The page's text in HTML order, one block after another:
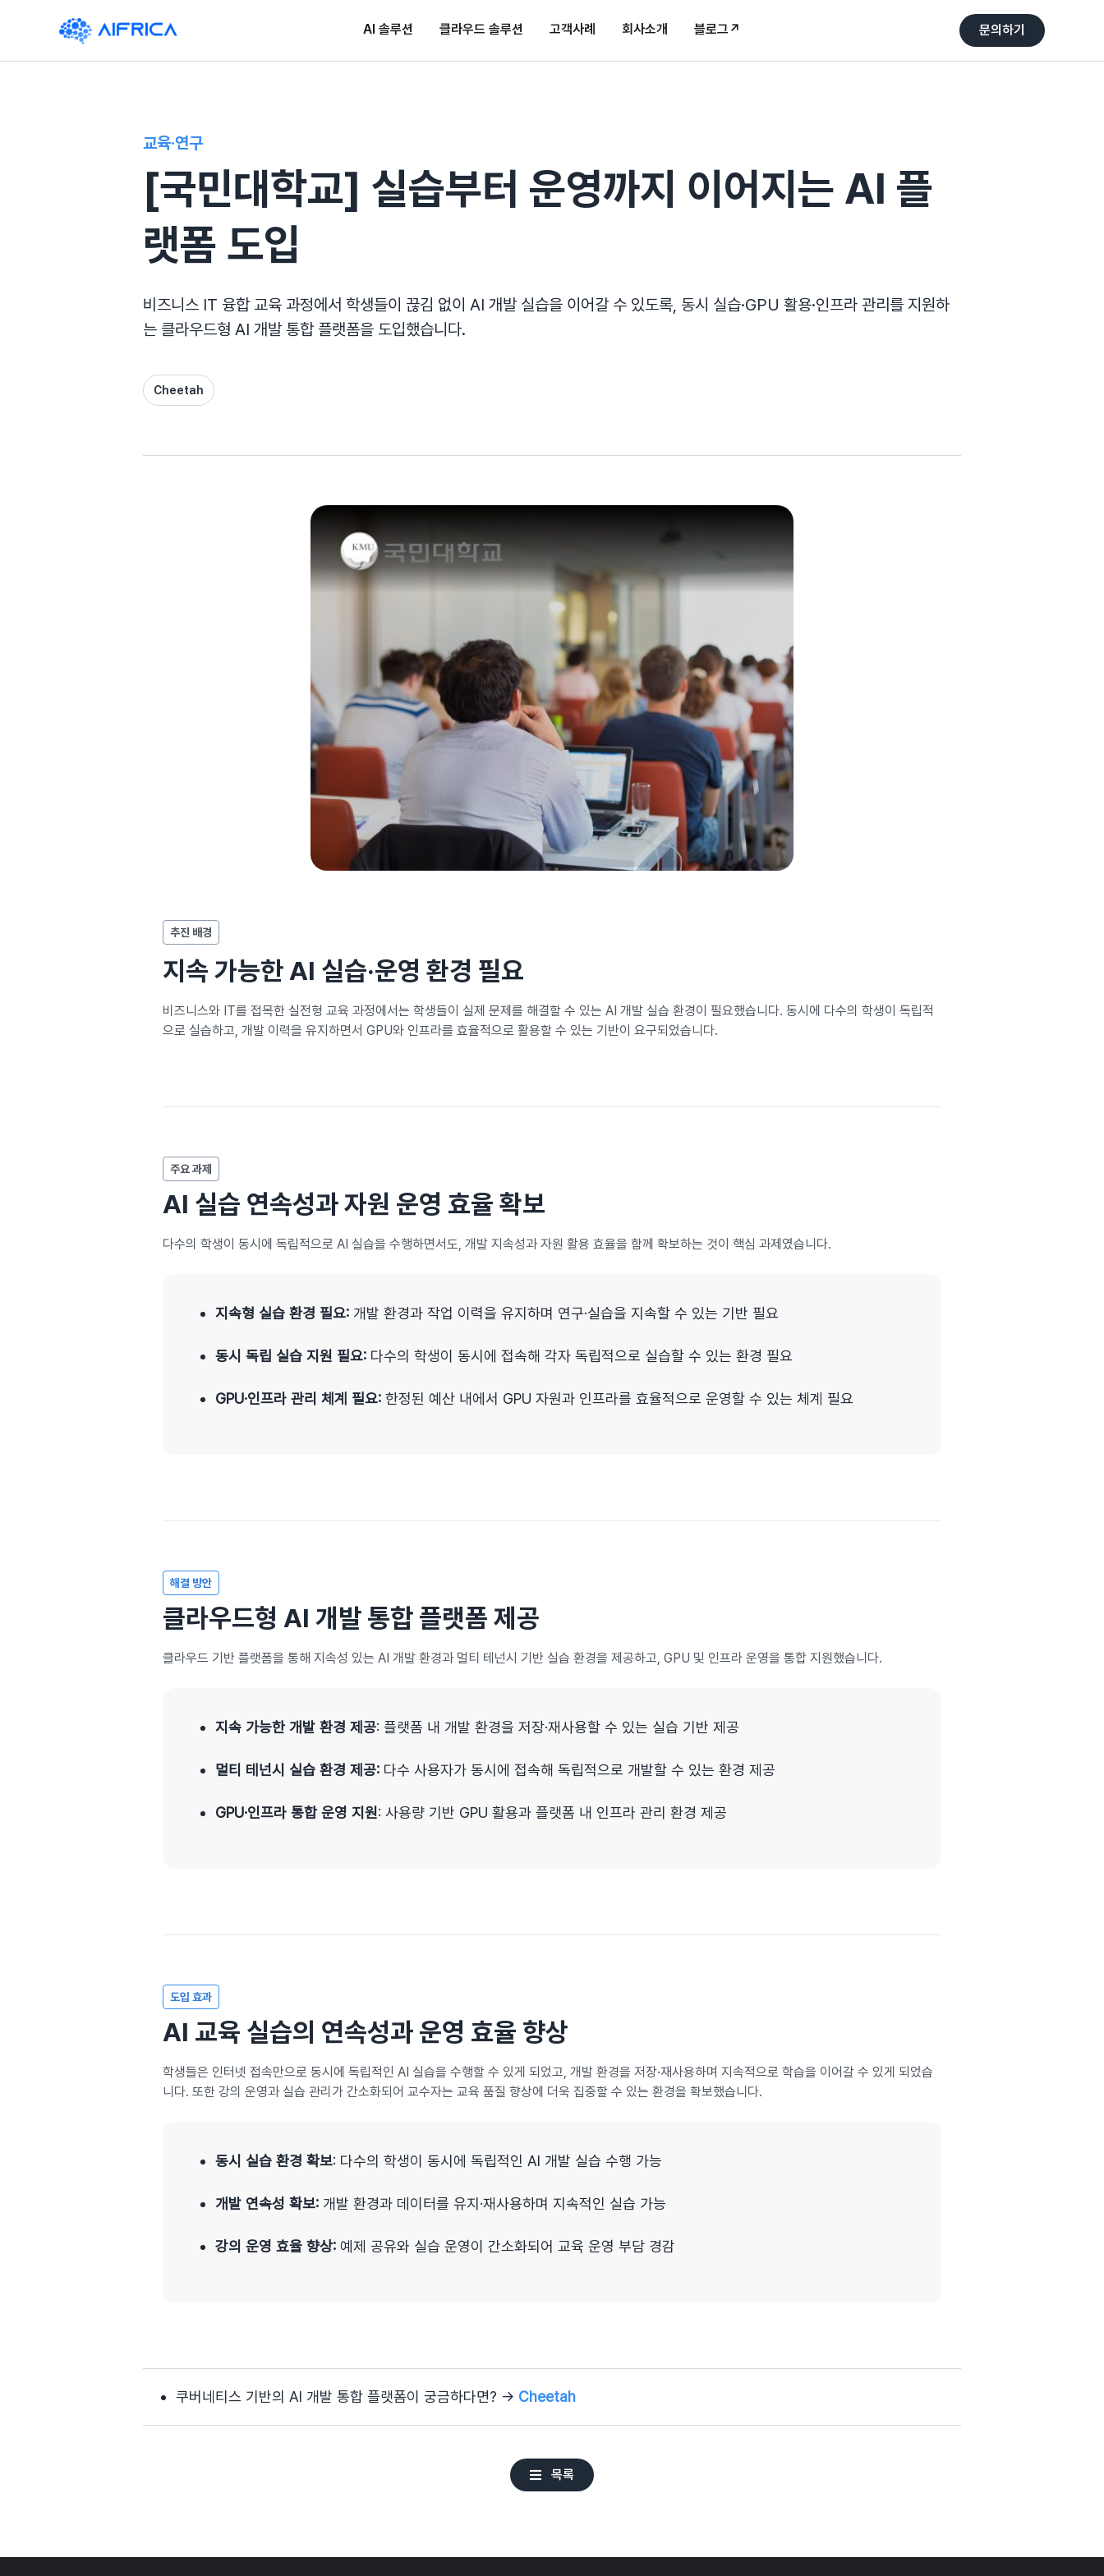
AI 솔루션 클라우드 솔루션 고객사례 회사소개 블로그↗ 문의하기
AI 솔루션 클라우드 솔루션 고객사례 회사소개 블로그↗ 문의하기
교육·연구
[국민대학교] 실습부터 운영까지 이어지는 AI 플
랫폼 도입
비즈니스 IT 융합 교육 과정에서 학생들이 끊김 없이 AI 개발 실습을 이어갈 수 있도록, 동시 실습·GPU 활용·인프라 관리를 지원하
는 클라우드형 AI 개발 통합 플랫폼을 도입했습니다.
Cheetah
추진 배경
지속 가능한 AI 실습·운영 환경 필요
비즈니스와 IT를 접목한 실전형 교육 과정에서는 학생들이 실제 문제를 해결할 수 있는 AI 개발 실습 환경이 필요했습니다. 동시에 다수의 학생이 독립적
으로 실습하고, 개발 이력을 유지하면서 GPU와 인프라를 효율적으로 활용할 수 있는 기반이 요구되었습니다.
주요 과제
AI 실습 연속성과 자원 운영 효율 확보
다수의 학생이 동시에 독립적으로 AI 실습을 수행하면서도, 개발 지속성과 자원 활용 효율을 함께 확보하는 것이 핵심 과제였습니다.
지속형 실습 환경 필요: 개발 환경과 작업 이력을 유지하며 연구·실습을 지속할 수 있는 기반 필요
동시 독립 실습 지원 필요: 다수의 학생이 동시에 접속해 각자 독립적으로 실습할 수 있는 환경 필요
GPU·인프라 관리 체계 필요: 한정된 예산 내에서 GPU 자원과 인프라를 효율적으로 운영할 수 있는 체계 필요
해결 방안
클라우드형 AI 개발 통합 플랫폼 제공
클라우드 기반 플랫폼을 통해 지속성 있는 AI 개발 환경과 멀티 테넌시 기반 실습 환경을 제공하고, GPU 및 인프라 운영을 통합 지원했습니다.
지속 가능한 개발 환경 제공: 플랫폼 내 개발 환경을 저장·재사용할 수 있는 실습 기반 제공
멀티 테넌시 실습 환경 제공: 다수 사용자가 동시에 접속해 독립적으로 개발할 수 있는 환경 제공
GPU·인프라 통합 운영 지원: 사용량 기반 GPU 활용과 플랫폼 내 인프라 관리 환경 제공
도입 효과
AI 교육 실습의 연속성과 운영 효율 향상
학생들은 인터넷 접속만으로 동시에 독립적인 AI 실습을 수행할 수 있게 되었고, 개발 환경을 저장·재사용하며 지속적으로 학습을 이어갈 수 있게 되었습
니다. 또한 강의 운영과 실습 관리가 간소화되어 교수자는 교육 품질 향상에 더욱 집중할 수 있는 환경을 확보했습니다.
동시 실습 환경 확보: 다수의 학생이 동시에 독립적인 AI 개발 실습 수행 가능
개발 연속성 확보: 개발 환경과 데이터를 유지·재사용하며 지속적인 실습 가능
강의 운영 효율 향상: 예제 공유와 실습 운영이 간소화되어 교육 운영 부담 경감
쿠버네티스 기반의 AI 개발 통합 플랫폼이 궁금하다면? → Cheetah
목록